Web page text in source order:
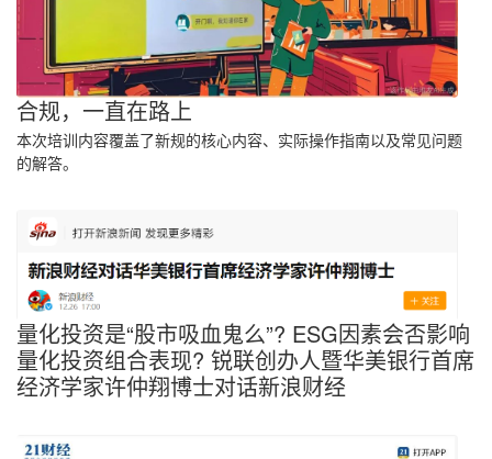
合规，一直在路上
本次培训内容覆盖了新规的核心内容、实际操作指南以及常见问题
的解答。
量化投资是“股市吸血鬼么”? ESG因素会否影响
量化投资组合表现? 锐联创办人暨华美银行首席
经济学家许仲翔博士对话新浪财经